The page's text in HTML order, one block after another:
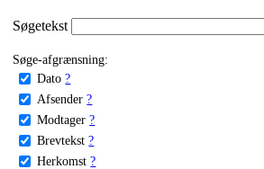
Søgetekst
Søge-afgrænsning:
Dato ?
Afsender ?
Modtager ?
Brevtekst ?
Herkomst ?